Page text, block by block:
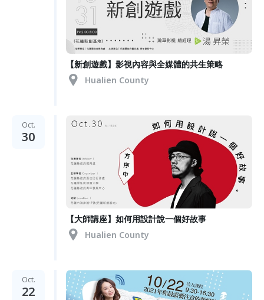
【新創遊戲】影視內容與全媒體的共生策略
Hualien County
Oct.
30
【大師講座】如何用設計說一個好故事
Hualien County
Oct.
22